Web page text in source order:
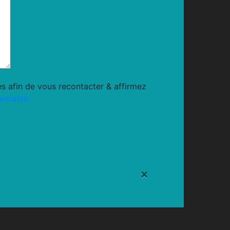
afin de vous recontacter & affirmez
×